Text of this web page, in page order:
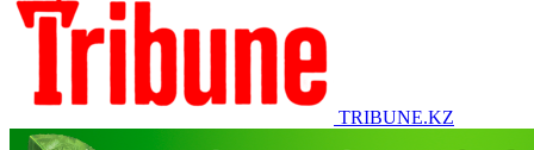
TRIBUNE.KZ